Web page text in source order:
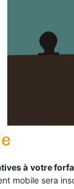
à votre
mobile sera